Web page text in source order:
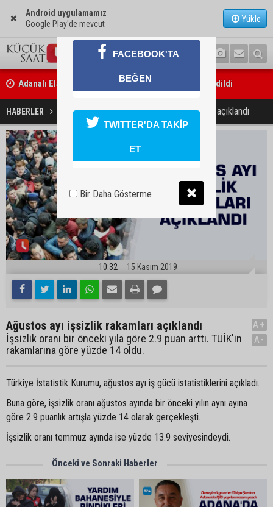
Android uygulamamız
Google Play'de mevcut
Yükle
Adanalı Elanur Ateş, U15 Milli Takım kampına davet edildi
Bakan Gürlek: “Hiçbir orman yangınının faili meçhul kalmasına
HABERLER EKONOMİ Ağustos ayı işsizlik rakamları açıklandı
10:32 15 Kasım 2019
Ağustos ayı işsizlik rakamları açıklandı
İşsizlik oranı bir önceki yıla göre 2.9 puan arttı. TÜİK'in
rakamlarına göre yüzde 14 oldu.
A+
A-
Türkiye İstatistik Kurumu, ağustos ayı iş gücü istatistiklerini açıkladı.
Buna göre, işsizlik oranı ağustos ayında bir önceki yılın aynı ayına
göre 2.9 puanlık artışla yüzde 14 olarak gerçekleşti.
İşsizlik oranı temmuz ayında ise yüzde 13.9 seviyesindeydi.
Önceki ve Sonraki Haberler
FACEBOOK'TA
BEĞEN
TWITTER'DA TAKİP
ET
Bir Daha Gösterme